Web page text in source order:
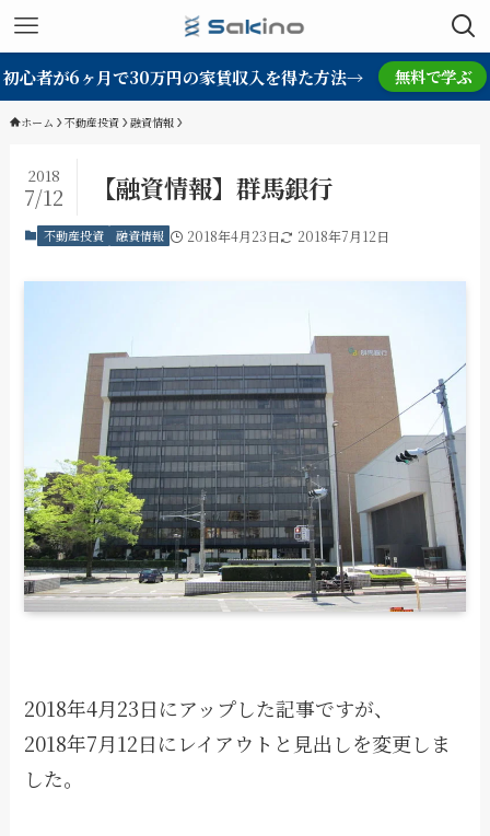
初心者が6ヶ月で30万円の家賃収入を得た方法→ 無料で学ぶ
ホーム 不動産投資 融資情報
【融資情報】群馬銀行
2018
7/12
不動産投資 融資情報 2018年4月23日 2018年7月12日
2018年4月23日にアップした記事ですが、
2018年7月12日にレイアウトと見出しを変更しま
した。